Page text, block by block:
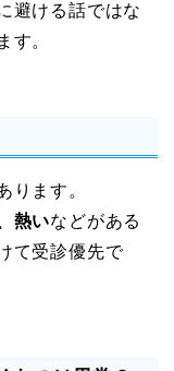
避ける話ではな
す。
ります。
熱いなどがある
て受診優先で